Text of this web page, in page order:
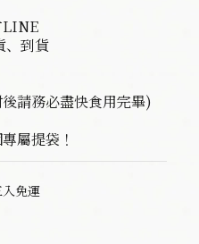
LINE
、到貨
請務必盡快食用完畢)
屬提袋！
免運